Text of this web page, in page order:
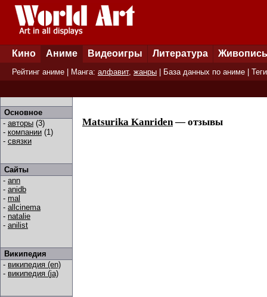
Кино Аниме Видеоигры Литература Живопись
Рейтинг аниме | Манга: алфавит, жанры База данных по аниме Теги
Основное
- авторы (3)
- компании (1)
- связки
Сайты
- ann
- anidb
- mal
- allcinema
- natalie
- anilist
Википедия
- википедия (en)
- википедия (ja)
Matsurika Kanriden— отзывы